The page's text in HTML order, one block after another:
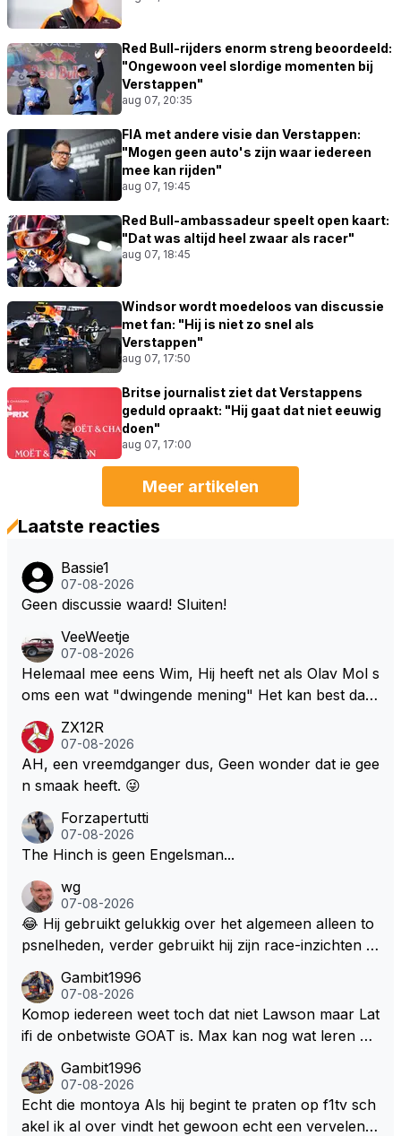
Red Bull-rijders enorm streng beoordeeld:
"Ongewoon veel slordige momenten bij
Verstappen"
aug 07, 20:35
FIA met andere visie dan Verstappen:
"Mogen geen auto's zijn waar iedereen
mee kan rijden"
aug 07, 19:45
Red Bull-ambassadeur speelt open kaart:
"Dat was altijd heel zwaar als racer"
aug 07, 18:45
Windsor wordt moedeloos van discussie
met fan: "Hij is niet zo snel als
Verstappen"
aug 07, 17:50
Britse journalist ziet dat Verstappens
geduld opraakt: "Hij gaat dat niet eeuwig
doen"
aug 07, 17:00
Meer artikelen
Laatste reacties
Bassie1
07-08-2026
Geen discussie waard! Sluiten!
VeeWeetje
07-08-2026
Helemaal mee eens Wim, Hij heeft net als Olav Mol s
oms een wat "dwingende mening" Het kan best dat
l bij Windsor op te roepen. Maar in een tijd zonder r
aces zijn dit leuke berichtjes
ZX12R
07-08-2026
AH, een vreemdganger dus, Geen wonder dat ie gee
n smaak heeft. 😜
Forzapertutti
07-08-2026
The Hinch is geen Engelsman...
wg
07-08-2026
😂 Hij gebruikt gelukkig over het algemeen alleen to
psnelheden, verder gebruikt hij zijn race-inzichten q
een bocht zegt helemaal niets, dus wat dat betreft h
eeft hij sowieso gelijk 😂.
Gambit1996
07-08-2026
Komop iedereen weet toch dat niet Lawson maar Lat
ifi de onbetwiste GOAT is. Max kan nog wat leren va
milton, hahahaha. Latifi pakt ze allemaal met de oge
n dicht met als onbetwiste nummer 2 of GOATINES
S Lawson natuurlijk 😂😂😂😂😂
Gambit1996
07-08-2026
Echt die montoya Als hij begint te praten op f1tv sch
akel ik al over vindt het gewoon echt een vervelend